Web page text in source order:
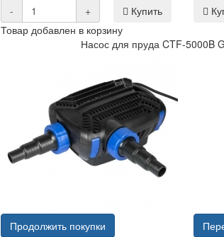
-
+ Купить
Товар добавлен в корзину
Насос для пруда CTF-5000B
Продолжить покупки